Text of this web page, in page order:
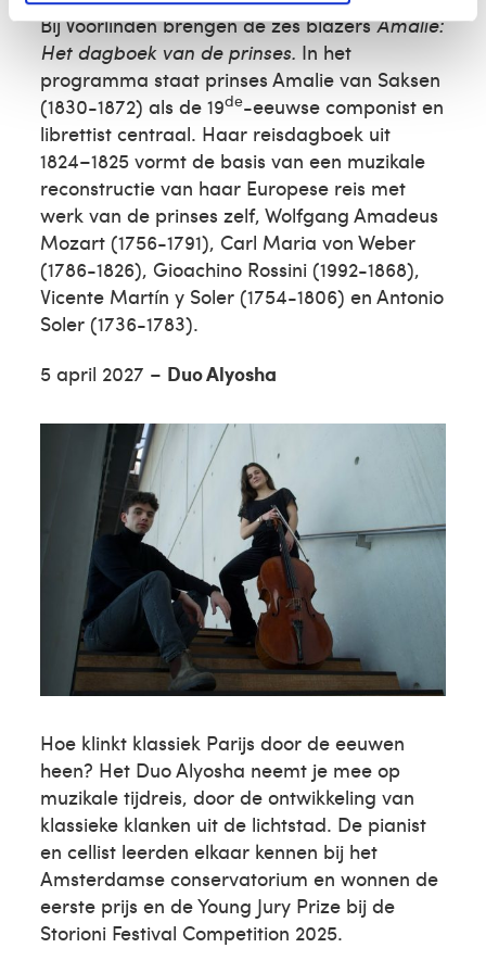
Bij Voorlinden brengen de zes blazersAmalie:
Het dagboek van de prinses. In het
programma staat prinses Amalie van Saksen
(1830-1872) als de 19de-eeuwse componist en
librettist centraal. Haar reisdagboek uit
1824–1825 vormt de basis van een muzikale
reconstructie van haar Europese reis met
werk van de prinses zelf, Wolfgang Amadeus
Mozart (1756-1791), Carl Maria von Weber
(1786-1826), Gioachino Rossini (1992-1868),
Vicente Martín y Soler (1754-1806) en Antonio
Soler (1736-1783).
5 april 2027 – Duo Alyosha
Hoe klinkt klassiek Parijs door de eeuwen
heen? Het Duo Alyosha neemt je mee op
muzikale tijdreis, door de ontwikkeling van
klassieke klanken uit de lichtstad. De pianist
en cellist leerden elkaar kennen bij het
Amsterdamse conservatorium en wonnen de
eerste prijs en de Young Jury Prize bij de
Storioni Festival Competition 2025.